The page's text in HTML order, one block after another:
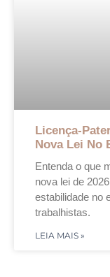
Licença-
Nova Lei No
Entenda o que
nova lei de
estabilidade no
trabalhistas.
LEIA MAIS »